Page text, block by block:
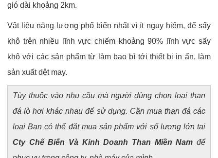
gió dài khoảng 2km.
Vật liệu năng lượng phổ biến nhất vì ít nguy hiểm, để sấy
khô trên nhiều lĩnh vực chiếm khoảng 90% lĩnh vực sấy
khô với các sản phẩm từ làm bao bì tới thiết bị in ấn, làm
sản xuất dệt may.
Tùy thuộc vào nhu cầu mà người dùng chọn loại than
đá lò hơi khác nhau để sử dụng. Cần mua than đá các
loại Bạn có thể đặt mua sản phẩm với số lượng lớn tại
Cty Chế Biến Và Kinh Doanh Than Miền Nam để